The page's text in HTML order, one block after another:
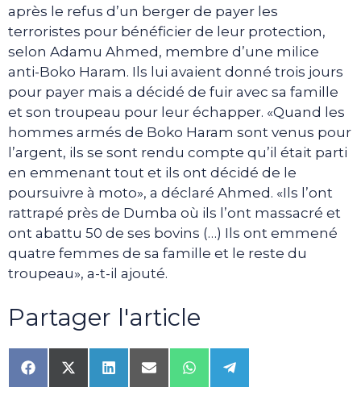
après le refus d’un berger de payer les
terroristes pour bénéficier de leur protection,
selon Adamu Ahmed, membre d’une milice
anti-Boko Haram. Ils lui avaient donné trois jours
pour payer mais a décidé de fuir avec sa famille
et son troupeau pour leur échapper. «Quand les
hommes armés de Boko Haram sont venus pour
l’argent, ils se sont rendu compte qu’il était parti
en emmenant tout et ils ont décidé de le
poursuivre à moto», a déclaré Ahmed. «Ils l’ont
rattrapé près de Dumba où ils l’ont massacré et
ont abattu 50 de ses bovins (…) Ils ont emmené
quatre femmes de sa famille et le reste du
troupeau», a-t-il ajouté.
Partager l'article
Share
on
Share
on
Share
on
Share
on
Share
on
Share
on